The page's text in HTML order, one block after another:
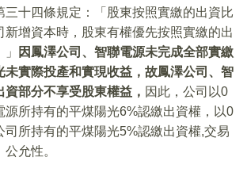
三十四條規定：「股東按照實繳的出資比
新增資本時，股東有權優先按照實繳的出
因鳳澤公司、智聯電源未完成全部實繳
未實際投產和實現收益，故鳳澤公司、智
部分不享受股東權益， 因此，公司以0
源所持有的平煤陽光6%認繳出資權，以0
司所持有的平煤陽光5%認繳出資權,交易
允性。